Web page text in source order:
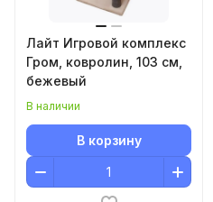
Лайт Игровой комплекс
Гром, ковролин, 103 см,
бежевый
В наличии
В корзину